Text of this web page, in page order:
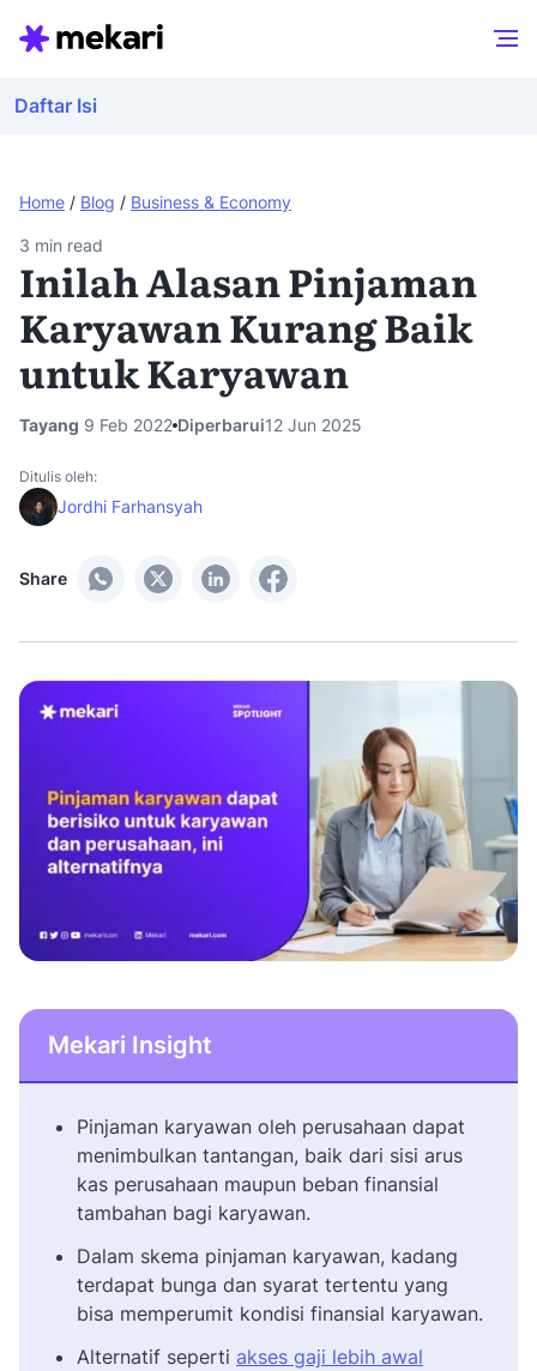
Home / Blog / Business & Economy
Daftar Isi
3 min read
Inilah Alasan Pinjaman
Karyawan Kurang Baik
untuk Karyawan
Tayang 9 Feb 2022 Diperbarui12 Jun 2025
Share
Ditulis oleh:
Jordhi Farhansyah
Mekari Insight
Pinjaman karyawan oleh perusahaan dapat
menimbulkan tantangan, baik dari sisi arus
kas perusahaan maupun beban finansial
tambahan bagi karyawan.
Dalam skema pinjaman karyawan, kadang
terdapat bunga dan syarat tertentu yang
bisa memperumit kondisi finansial karyawan.
Alternatif seperti akses gaji lebih awal